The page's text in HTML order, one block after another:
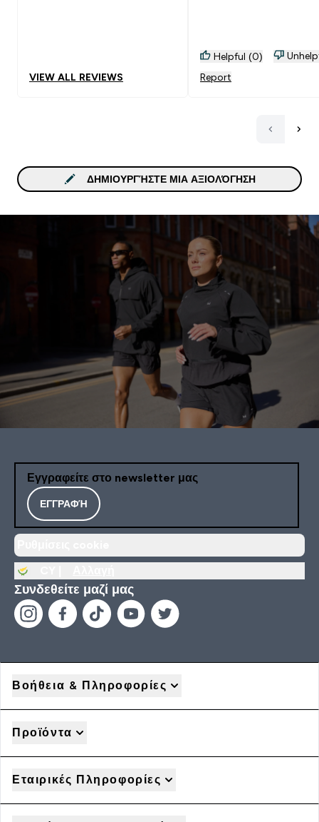
VIEW ALL REVIEWS
Helpful (0)
Report
ΔΗΜΙΟΥΡΓΉΣΤΕ ΜΙΑ ΑΞΙΟΛΌΓΗΣΗ
Εγγραφείτε στο newsletter μας
ΕΓΓΡΑΦΉ
Συνδεθείτε μαζί μας
Βοήθεια & Πληροφορίες
Προϊόντα
Εταιρικές Πληροφορίες